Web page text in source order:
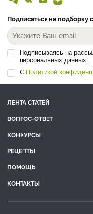
Подписаться на подборку
Подписываясь на
персональных данных.
С Политикой
ЛЕНТА СТАТЕЙ
ВОПРОС-ОТВЕТ
КОНКУРСЫ
РЕЦЕПТЫ
ПОМОЩЬ
КОНТАКТЫ